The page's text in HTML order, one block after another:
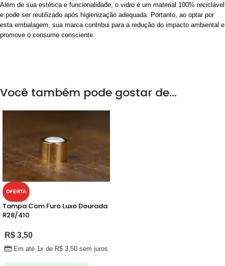
Além de sua estética e funcionalidade, o vidro é um material 100% reciclável
e pode ser reutilizado após higienização adequada. Portanto, ao optar por
esta embalagem, sua marca contribui para a redução do impacto ambiental e
promove o consumo consciente.
Você também pode gostar de…
OFERTA
Tampa Com Furo Luxo Dourada
R28/410
R$3,50
Em até 1x de R$ 3,50 sem juros